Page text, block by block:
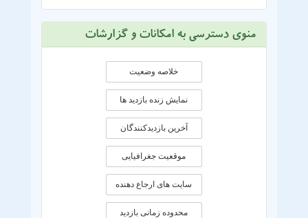
منوی دسترسی به امکانات و گزارشات
خلاصه وضعیت
نمایش زنده بازدید ها
آخرین بازدیدکنندگان
موقعيت جغرافيايی
سایت های ارجاع دهنده
محدوده زمانی بازديد